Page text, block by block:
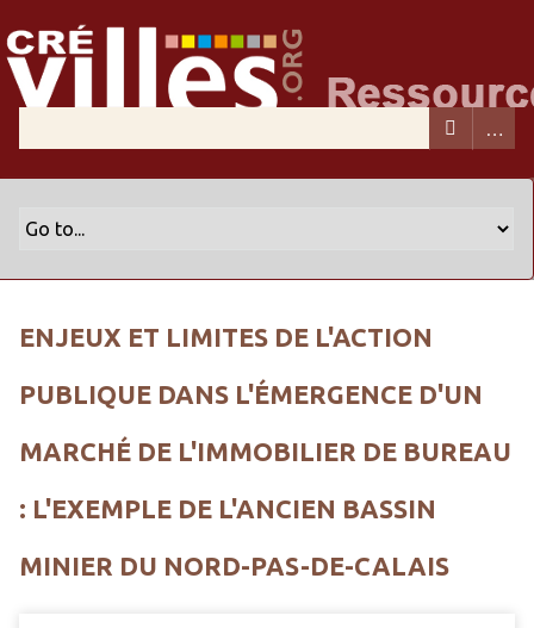
ENJEUX ET LIMITES DE L'ACTION
PUBLIQUE DANS L'ÉMERGENCE D'UN
MARCHÉ DE L'IMMOBILIER DE BUREAU
: L'EXEMPLE DE L'ANCIEN BASSIN
MINIER DU NORD-PAS-DE-CALAIS